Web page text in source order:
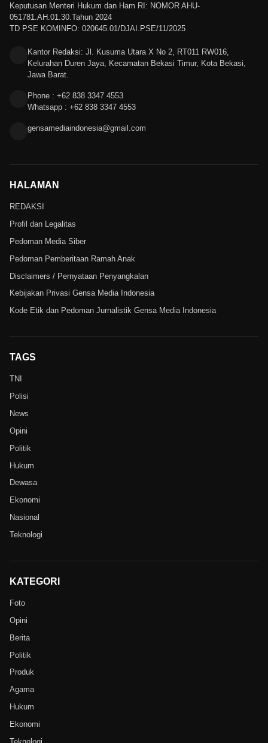
Keputusan Menteri Hukum dan Ham RI: NOMOR AHU-
051781.AH.01.30.Tahun 2024
TD PSE KOMINFO: 020645.01/DJAI.PSE/11/2025
Kantor Redaksi: Jl. Kusuma Utara X No 2, RT011 RW016,
Kelurahan Duren Jaya, Kecamatan Bekasi Timur, Kota Bekasi,
Jawa Barat.
Phone : +62 838 3347 4553
Whatsapp : +62 838 3347 4553
gensamediaindonesia@gmail.com
HALAMAN
REDAKSI
Profil dan Legalitas
Pedoman Media Siber
Pedoman Pemberitaan Ramah Anak
Disclaimers / Pernyataan Penyangkalan
Kebijakan Privasi Gensa Media Indonesia
Kode Etik dan Pedoman Jurnalistik Gensa Media Indonesia
TAGS
TNI
Polisi
News
Opini
Politik
Hukum
Dewasa
Ekonomi
Nasional
Teknologi
KATEGORI
Foto
Opini
Berita
Politik
Produk
Agama
Hukum
Ekonomi